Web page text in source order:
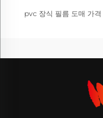
pvc 장식 필름 도매 가격